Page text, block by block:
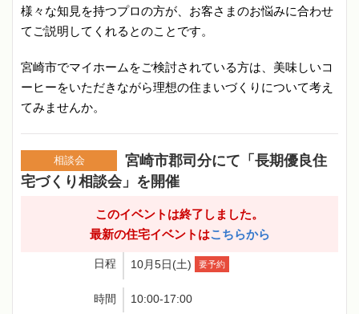
様々な知見を持つプロの方が、お客さまのお悩みに合わせ
てご説明してくれるとのことです。
宮崎市でマイホームをご検討されている方は、美味しいコ
ーヒーをいただきながら理想の住まいづくりについて考え
てみませんか。
宮崎市郡司分にて「長期優良住
宅づくり相談会」を開催
このイベントは終了しました。
最新の住宅イベントはこちらから
日程 10月5日(土) 要予約
時間 10:00-17:00
相談会